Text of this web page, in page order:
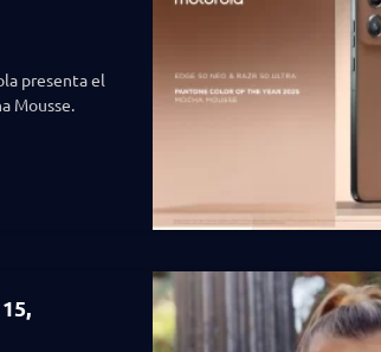
presenta el
Mousse.